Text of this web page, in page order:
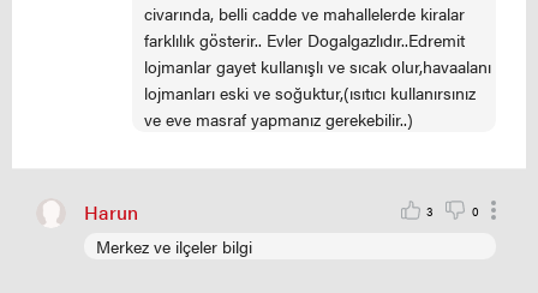
civarında, belli cadde ve mahallelerde kiralar
farklılık gösterir.. Evler Dogalgazlıdır..Edremit
lojmanlar gayet kullanışlı ve sıcak olur,havaalanı
lojmanları eski ve soğuktur,(ısıtıcı kullanırsınız
ve eve masraf yapmanız gerekebilir..)
Harun 3 0
Merkez ve ilçeler bilgi